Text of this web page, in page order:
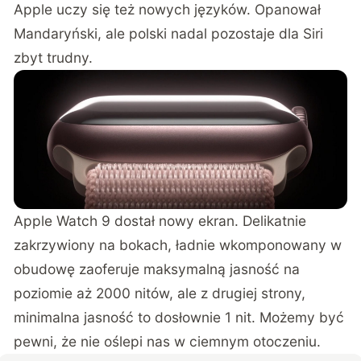
Apple uczy się też nowych języków. Opanował
Mandaryński, ale polski nadal pozostaje dla Siri
zbyt trudny.
Apple Watch 9 dostał nowy ekran. Delikatnie
zakrzywiony na bokach, ładnie wkomponowany w
obudowę zaoferuje maksymalną jasność na
poziomie aż 2000 nitów, ale z drugiej strony,
minimalna jasność to dosłownie 1 nit. Możemy być
pewni, że nie oślepi nas w ciemnym otoczeniu.